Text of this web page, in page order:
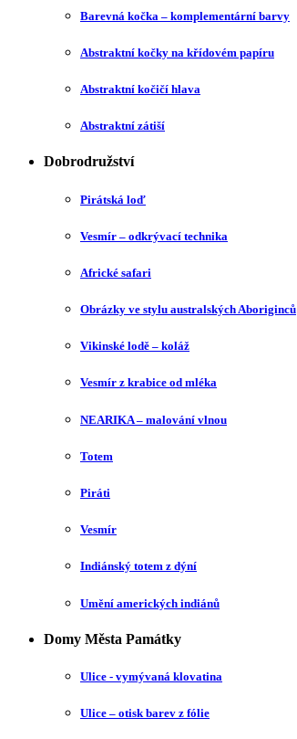
Barevná kočka – komplementární barvy
Abstraktní kočky na křídovém papíru
Abstraktní kočičí hlava
Abstraktní zátiší
Dobrodružství
Pirátská loď
Vesmír – odkrývací technika
Africké safari
Obrázky ve stylu australských Aboriginců
Vikinské lodě – koláž
Vesmír z krabice od mléka
NEARIKA – malování vlnou
Totem
Piráti
Vesmír
Indiánský totem z dýní
Umění amerických indiánů
Domy Města Památky
Ulice - vymývaná klovatina
Ulice – otisk barev z fólie